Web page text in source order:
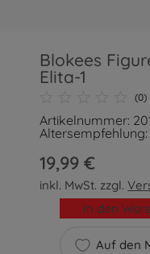
Blokees
Elita-1
(0)
Artikelnummer:
19,99 €
inkl. MwSt. zzgl.
Auf den
In den